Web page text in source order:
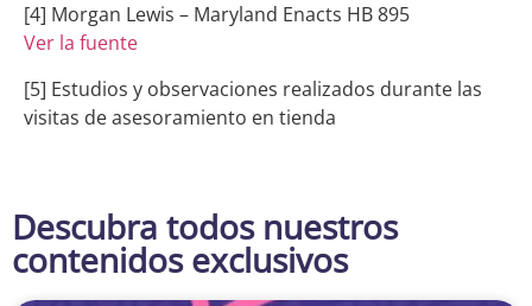
[4] Morgan Lewis – Maryland Enacts HB 895
Ver la fuente
[5] Estudios y observaciones realizados durante las
visitas de asesoramiento en tienda
Descubra todos nuestros
contenidos exclusivos